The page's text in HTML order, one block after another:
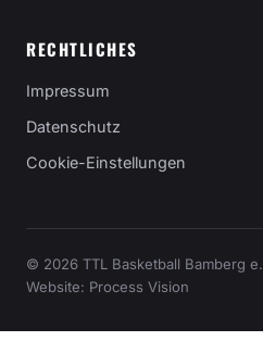
RECHTLICHES
Impressum
Datenschutz
Cookie-Einstellungen
© 2026 TTL Basketball Bamberg
Website: Process Vision